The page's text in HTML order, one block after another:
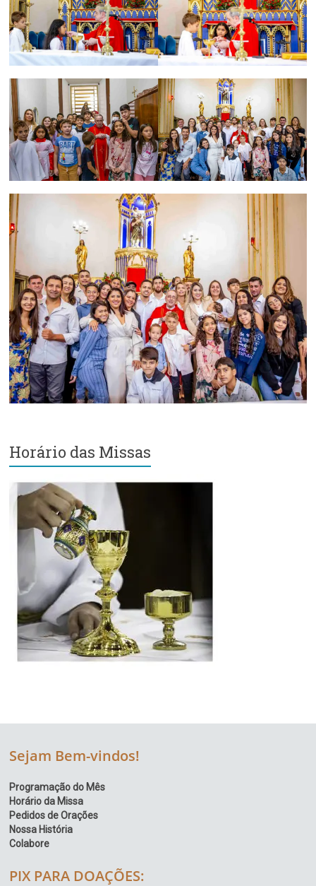
Horário das Missas
Sejam Bem-vindos!
Programação do Mês
Horário da Missa
Pedidos de Orações
Nossa História
Colabore
PIX PARA DOAÇÕES: